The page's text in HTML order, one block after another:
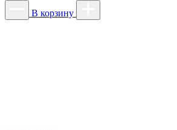
В корзину